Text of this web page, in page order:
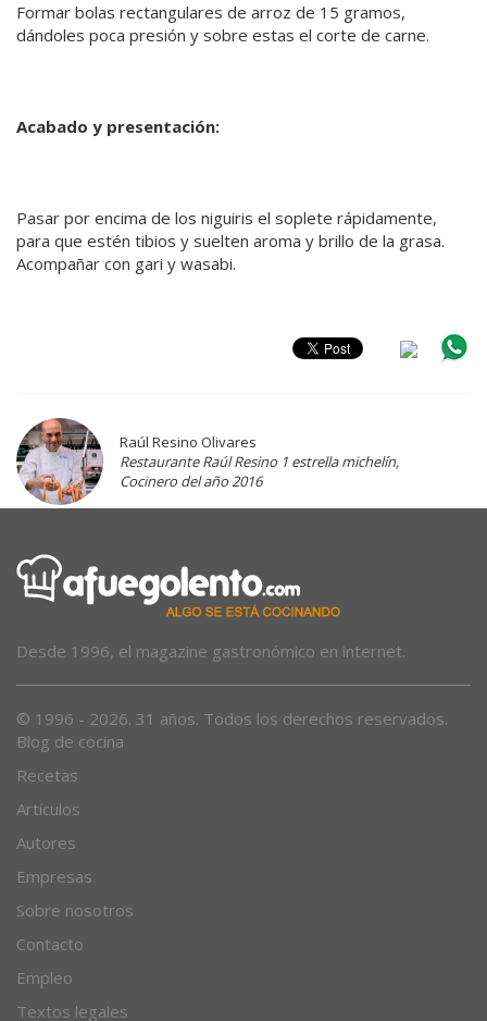
Formar bolas rectangulares de arroz de 15 gramos,
dándoles poca presión y sobre estas el corte de carne.
Acabado y presentación:
Pasar por encima de los niguiris el soplete rápidamente,
para que estén tibios y suelten aroma y brillo de la grasa.
Acompañar con gari y wasabi.
Raúl Resino Olivares
Restaurante Raúl Resino 1 estrella michelín,
Cocinero del año 2016
Desde 1996, el magazine gastronómico en internet.
© 1996 - 2026. 31 años. Todos los derechos reservados.
Blog de cocina
Recetas
Artículos
Autores
Empresas
Sobre nosotros
Contacto
Empleo
Textos legales